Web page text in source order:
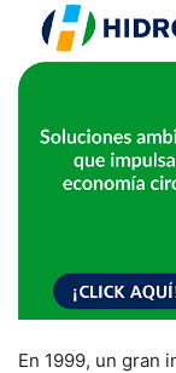
En 1999, un gran